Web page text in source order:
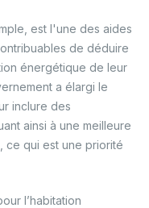
est l'une des aides
de déduire
énergétique de leur
a élargi le
inclure des
ainsi à une meilleure
ce qui est une priorité
l’habitation